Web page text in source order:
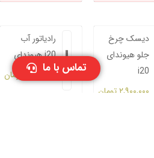
دیسک چرخ
جلو هیوندای
i20
۲,۹۰۰,۰۰۰تومان
رادیاتور آب
هیوندای i20
۶,۸۰۰,۰۰۰
تومان تماس با ما